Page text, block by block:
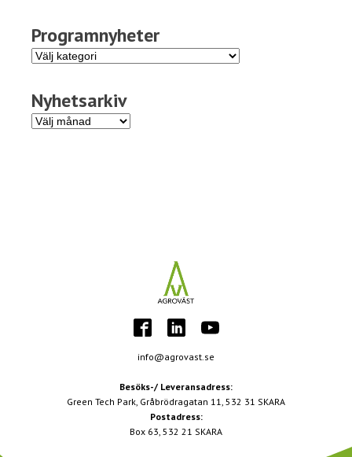
Programnyheter
Programnyheter
Nyhetsarkiv
Nyhetsarkiv
info@agrovast.se
Besöks-/ Leveransadress:
Green Tech Park, Gråbrödragatan 11, 532 31 SKARA
Postadress:
Box 63, 532 21 SKARA